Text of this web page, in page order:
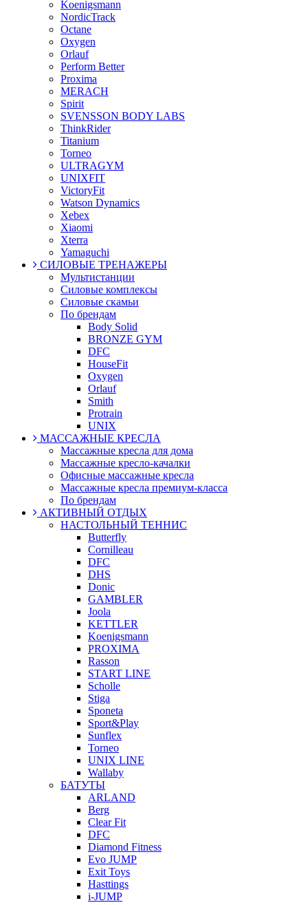
Koenigsmann
NordicTrack
Octane
Oxygen
Orlauf
Perform Better
Proxima
MERACH
Spirit
SVENSSON BODY LABS
ThinkRider
Titanium
Torneo
ULTRAGYM
UNIXFIT
VictoryFit
Watson Dynamics
Xebex
Xiaomi
Xterra
Yamaguchi
СИЛОВЫЕ ТРЕНАЖЕРЫ
Мультистанции
Силовые комплексы
Силовые скамьи
По брендам
Body Solid
BRONZE GYM
DFC
HouseFit
Oxygen
Orlauf
Smith
Protrain
UNIX
МАССАЖНЫЕ КРЕСЛА
Массажные кресла для дома
Массажные кресло-качалки
Офисные массажные кресла
Массажные кресла премиум-класса
По брендам
АКТИВНЫЙ ОТДЫХ
НАСТОЛЬНЫЙ ТЕННИС
Butterfly
Cornilleau
DFC
DHS
Donic
GAMBLER
Joola
KETTLER
Koenigsmann
PROXIMA
Rasson
START LINE
Scholle
Stiga
Sponeta
Sport&Play
Sunflex
Torneo
UNIX LINE
Wallaby
БАТУТЫ
ARLAND
Berg
Clear Fit
DFC
Diamond Fitness
Evo JUMP
Exit Toys
Hasttings
i-JUMP